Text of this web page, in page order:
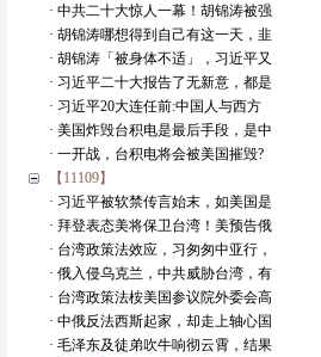
· 中共二十大惊人一幕！胡锦涛被强
· 胡锦涛哪想得到自己有这一天，韭
· 胡锦涛「被身体不适」，习近平又
· 习近平二十大报告了无新意，都是
· 习近平20大连任前:中国人与西方
· 美国炸毁台积电是最后手段，是中
· 一开战，台积电将会被美国摧毁?
【11109】
· 习近平被软禁传言始末，如美国是
· 拜登表态美将保卫台湾！美预告俄
· 台湾政策法效应，习匆匆中亚行，
· 俄入侵乌克兰，中共威胁台湾，有
· 台湾政策法桉美国参议院外委会高
· 中俄反法西斯起家，却走上轴心国
· 毛泽东及徒弟吹牛响彻云霄，结果